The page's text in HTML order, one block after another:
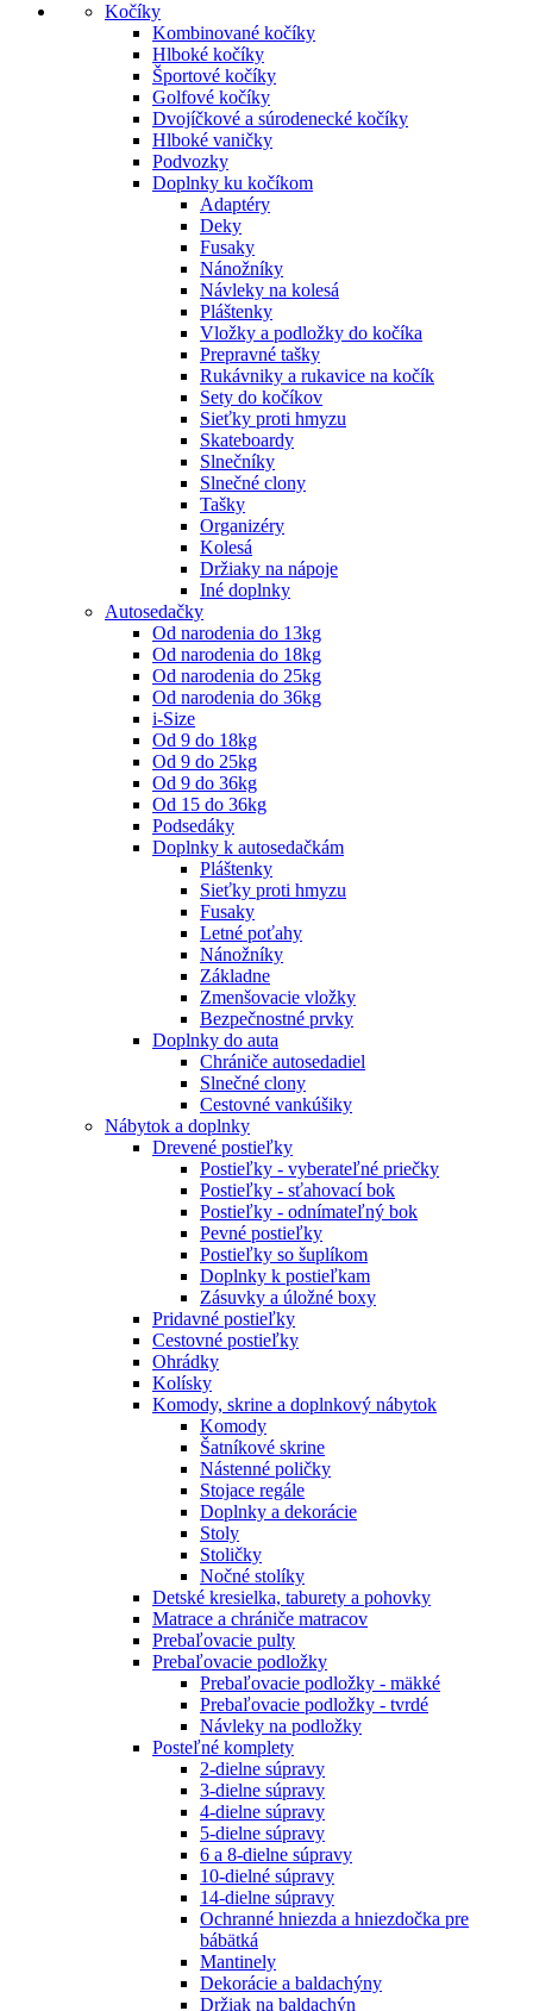
Kočíky
Kombinované kočíky
Hlboké kočíky
Športové kočíky
Golfové kočíky
Dvojíčkové a súrodenecké kočíky
Hlboké vaničky
Podvozky
Doplnky ku kočíkom
Adaptéry
Deky
Fusaky
Nánožníky
Návleky na kolesá
Pláštenky
Vložky a podložky do kočíka
Prepravné tašky
Rukávniky a rukavice na kočík
Sety do kočíkov
Sieťky proti hmyzu
Skateboardy
Slnečníky
Slnečné clony
Tašky
Organizéry
Kolesá
Držiaky na nápoje
Iné doplnky
Autosedačky
Od narodenia do 13kg
Od narodenia do 18kg
Od narodenia do 25kg
Od narodenia do 36kg
i-Size
Od 9 do 18kg
Od 9 do 25kg
Od 9 do 36kg
Od 15 do 36kg
Podsedáky
Doplnky k autosedačkám
Pláštenky
Sieťky proti hmyzu
Fusaky
Letné poťahy
Nánožníky
Základne
Zmenšovacie vložky
Bezpečnostné prvky
Doplnky do auta
Chrániče autosedadiel
Slnečné clony
Cestovné vankúšiky
Nábytok a doplnky
Drevené postieľky
Postieľky - vyberateľné priečky
Postieľky - sťahovací bok
Postieľky - odnímateľný bok
Pevné postieľky
Postieľky so šuplíkom
Doplnky k postieľkam
Zásuvky a úložné boxy
Pridavné postieľky
Cestovné postieľky
Ohrádky
Kolísky
Komody, skrine a doplnkový nábytok
Komody
Šatníkové skrine
Nástenné poličky
Stojace regále
Doplnky a dekorácie
Stoly
Stoličky
Nočné stolíky
Detské kresielka, taburety a pohovky
Matrace a chrániče matracov
Prebaľovacie pulty
Prebaľovacie podložky
Prebaľovacie podložky - mäkké
Prebaľovacie podložky - tvrdé
Návleky na podložky
Posteľné komplety
2-dielne súpravy
3-dielne súpravy
4-dielne súpravy
5-dielne súpravy
6 a 8-dielne súpravy
10-dielné súpravy
14-dielne súpravy
Ochranné hniezda a hniezdočka pre
bábätká
Mantinely
Dekorácie a baldachýny
Držiak na baldachýn